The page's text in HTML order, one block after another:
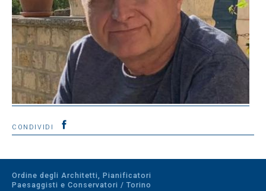
CONDIVIDI
Ordine degli Architetti, Pianificatori
Paesaggisti e Conservatori / Torino